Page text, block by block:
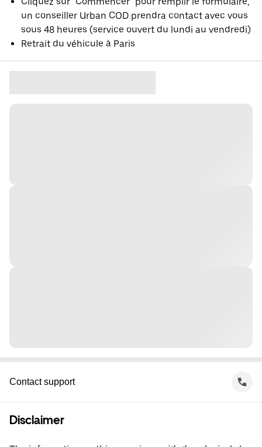
un conseiller Urban COD prendra contact avec vous
sous 48 heures (service ouvert du lundi au vendredi)
Retrait du véhicule à Paris
Contact support
Disclaimer